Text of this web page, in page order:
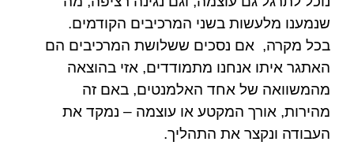
שנמענו מלעשות בשני המרכיבים הקודמים.
בכל מקרה, אם נסכים ששלושת המרכיבים הם
האתגר איתו אנחנו מתמודדים, אזי בהוצאה
מהמשוואה של אחד האלמנטים, באם זה
מהירות, אורך המקטע או עוצמה – נמקד את
העבודה ונקצר את התהליך.